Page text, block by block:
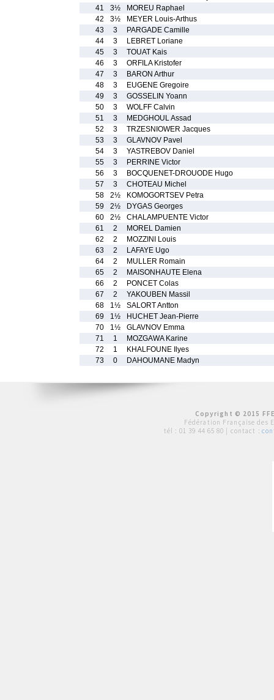
41
3½
MOREU Raphael
42
3½
MEYER Louis-Arthus
43
3
PARGADE Camille
44
3
LEBRET Loriane
45
3
TOUAT Kais
46
3
ORFILA Kristofer
47
3
BARON Arthur
48
3
EUGENE Gregoire
49
3
GOSSELIN Yoann
50
3
WOLFF Calvin
51
3
MEDGHOUL Assad
52
3
TRZESNIOWER Jacques
53
3
GLAVNOV Pavel
54
3
YASTREBOV Daniel
55
3
PERRINE Victor
56
3
BOCQUENET-DROUODE Hugo
57
3
CHOTEAU Michel
58
2½
KOMOGORTSEV Petra
59
2½
DYGAS Georges
60
2½
CHALAMPUENTE Victor
61
2
MOREL Damien
62
2
MOZZINI Louis
63
2
LAFAYE Ugo
64
2
MULLER Romain
65
2
MAISONHAUTE Elena
66
2
PONCET Colas
67
2
YAKOUBEN Massil
68
1½
SALORT Antton
69
1½
HUCHET Jean-Pierre
70
1½
GLAVNOV Emma
71
1
MOZGAWA Karine
72
1
KHALFOUNE Ilyes
73
0 DAHOUMANE Madyn
Copyright © 2015
Fédération Française des
tél : 01 39 44 65 80 | contact :